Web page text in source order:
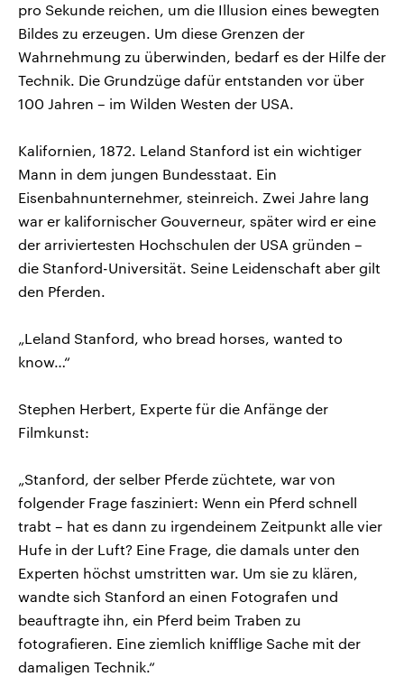
pro Sekunde reichen, um die Illusion eines bewegten
Bildes zu erzeugen. Um diese Grenzen der
Wahrnehmung zu überwinden, bedarf es der Hilfe der
Technik. Die Grundzüge dafür entstanden vor über
100 Jahren – im Wilden Westen der USA.
Kalifornien, 1872. Leland Stanford ist ein wichtiger
Mann in dem jungen Bundesstaat. Ein
Eisenbahnunternehmer, steinreich. Zwei Jahre lang
war er kalifornischer Gouverneur, später wird er eine
der arriviertesten Hochschulen der USA gründen –
die Stanford-Universität. Seine Leidenschaft aber gilt
den Pferden.
„Leland Stanford, who bread horses, wanted to
know…“
Stephen Herbert, Experte für die Anfänge der
Filmkunst:
„Stanford, der selber Pferde züchtete, war von
folgender Frage fasziniert: Wenn ein Pferd schnell
trabt – hat es dann zu irgendeinem Zeitpunkt alle vier
Hufe in der Luft? Eine Frage, die damals unter den
Experten höchst umstritten war. Um sie zu klären,
wandte sich Stanford an einen Fotografen und
beauftragte ihn, ein Pferd beim Traben zu
fotografieren. Eine ziemlich knifflige Sache mit der
damaligen Technik.“